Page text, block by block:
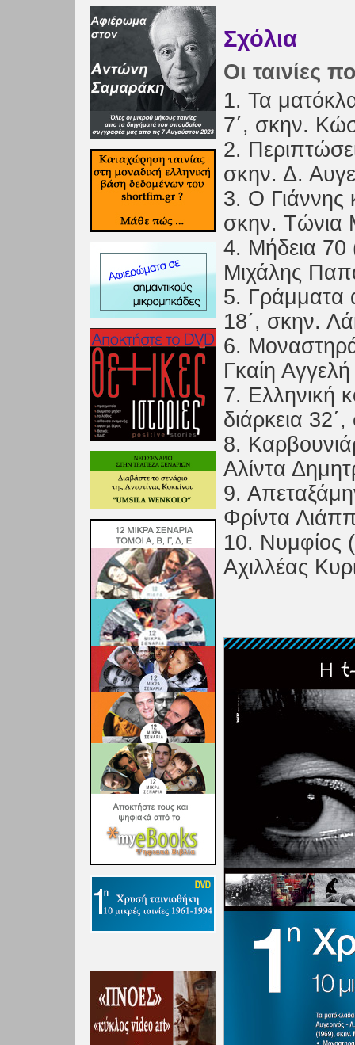
Σχόλια
Οι ταινίες
1. Τα
7΄, σκην.
2.
σκην. Δ.
3. Ο Γιάννης
σκην. Τώνια
4. Μήδεια 70
Μιχάλης
5. Γράμματα
18΄, σκην.
6.
Γκαίη Αγγελή
7. Ελληνική
διάρκεια
8.
Αλίντα
9.
Φρίντα
10. Νυμφίος
Αχιλλέας